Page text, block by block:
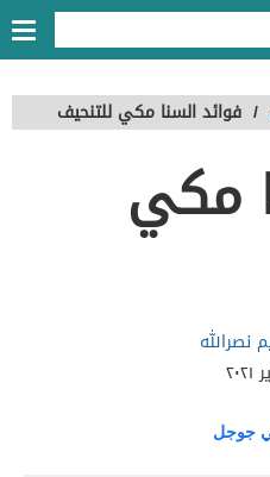
/ فوائد السنا مكي للتنحيف
مكي
نصرالله
جوجل